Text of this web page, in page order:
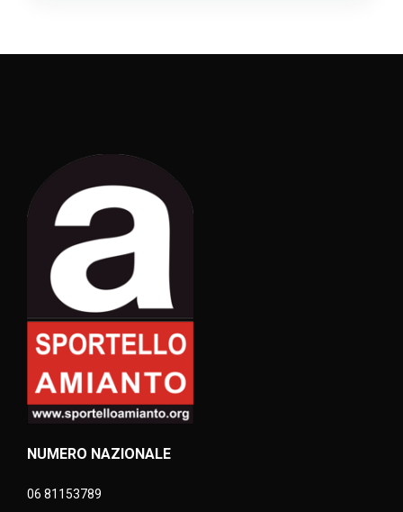
NUMERO NAZIONALE
06 81153789